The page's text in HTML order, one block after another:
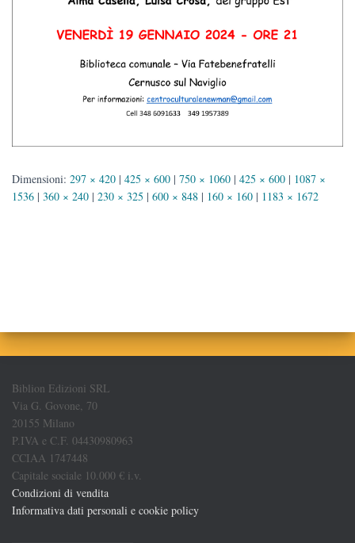
Dimensioni: 297 × 420 | 425 × 600 | 750 × 1060 | 425 × 600 | 1087 ×
1536 | 360 × 240 | 230 × 325 | 600 × 848 | 160 × 160 | 1183 × 1672
Biblion Edizioni SRL
Via G. Govone, 70
20155 Milano
P.IVA e C.F. 04430980963
CCIAA 1747448
Capitale sociale 10.000 € i.v.
Condizioni di vendita
Informativa dati personali e cookie policy